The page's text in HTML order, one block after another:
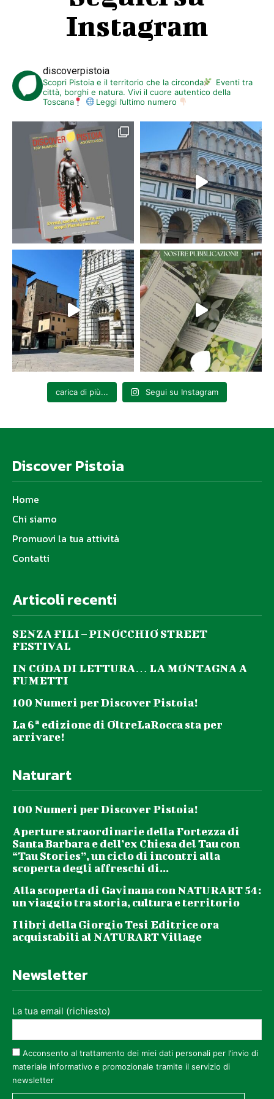
Instagram
discoverpistoia
Scopri Pistoia e il territorio che la circonda
Eventi tra
città, borghi e natura. Vivi il cuore autentico della
Toscana
Leggi l’ultimo numero
carica di più... Segui su Instagram
Discover Pistoia
Home
Chi siamo
Promuovi la tua attività
Contatti
Articoli recenti
SENZA FILI – PINOCCHIO STREET
FESTIVAL
IN CODA DI LETTURA… LA MONTAGNA A
FUMETTI
100 Numeri per Discover Pistoia!
La 6ª edizione di OltreLaRocca sta per
arrivare!
Naturart
100 Numeri per Discover Pistoia!
Aperture straordinarie della Fortezza di
Santa Barbara e dell’ex Chiesa del Tau con
“Tau Stories”, un ciclo di incontri alla
scoperta degli affreschi di...
Alla scoperta di Gavinana con NATURART 54:
un viaggio tra storia, cultura e territorio
I libri della Giorgio Tesi Editrice ora
acquistabili al NATURART Village
Newsletter
La tua email (richiesto)
Acconsento al trattamento dei miei dati personali per l’invio di
materiale informativo e promozionale tramite il servizio di
newsletter